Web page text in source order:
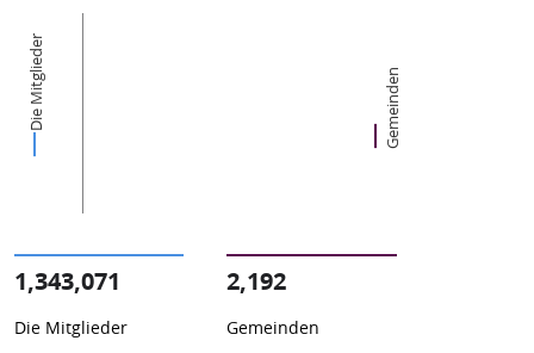
Die Mitglieder Gemeinden
1,343,071
Die Mitglieder
2,192
Gemeinden